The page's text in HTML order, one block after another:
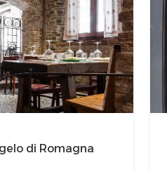
di Romagna